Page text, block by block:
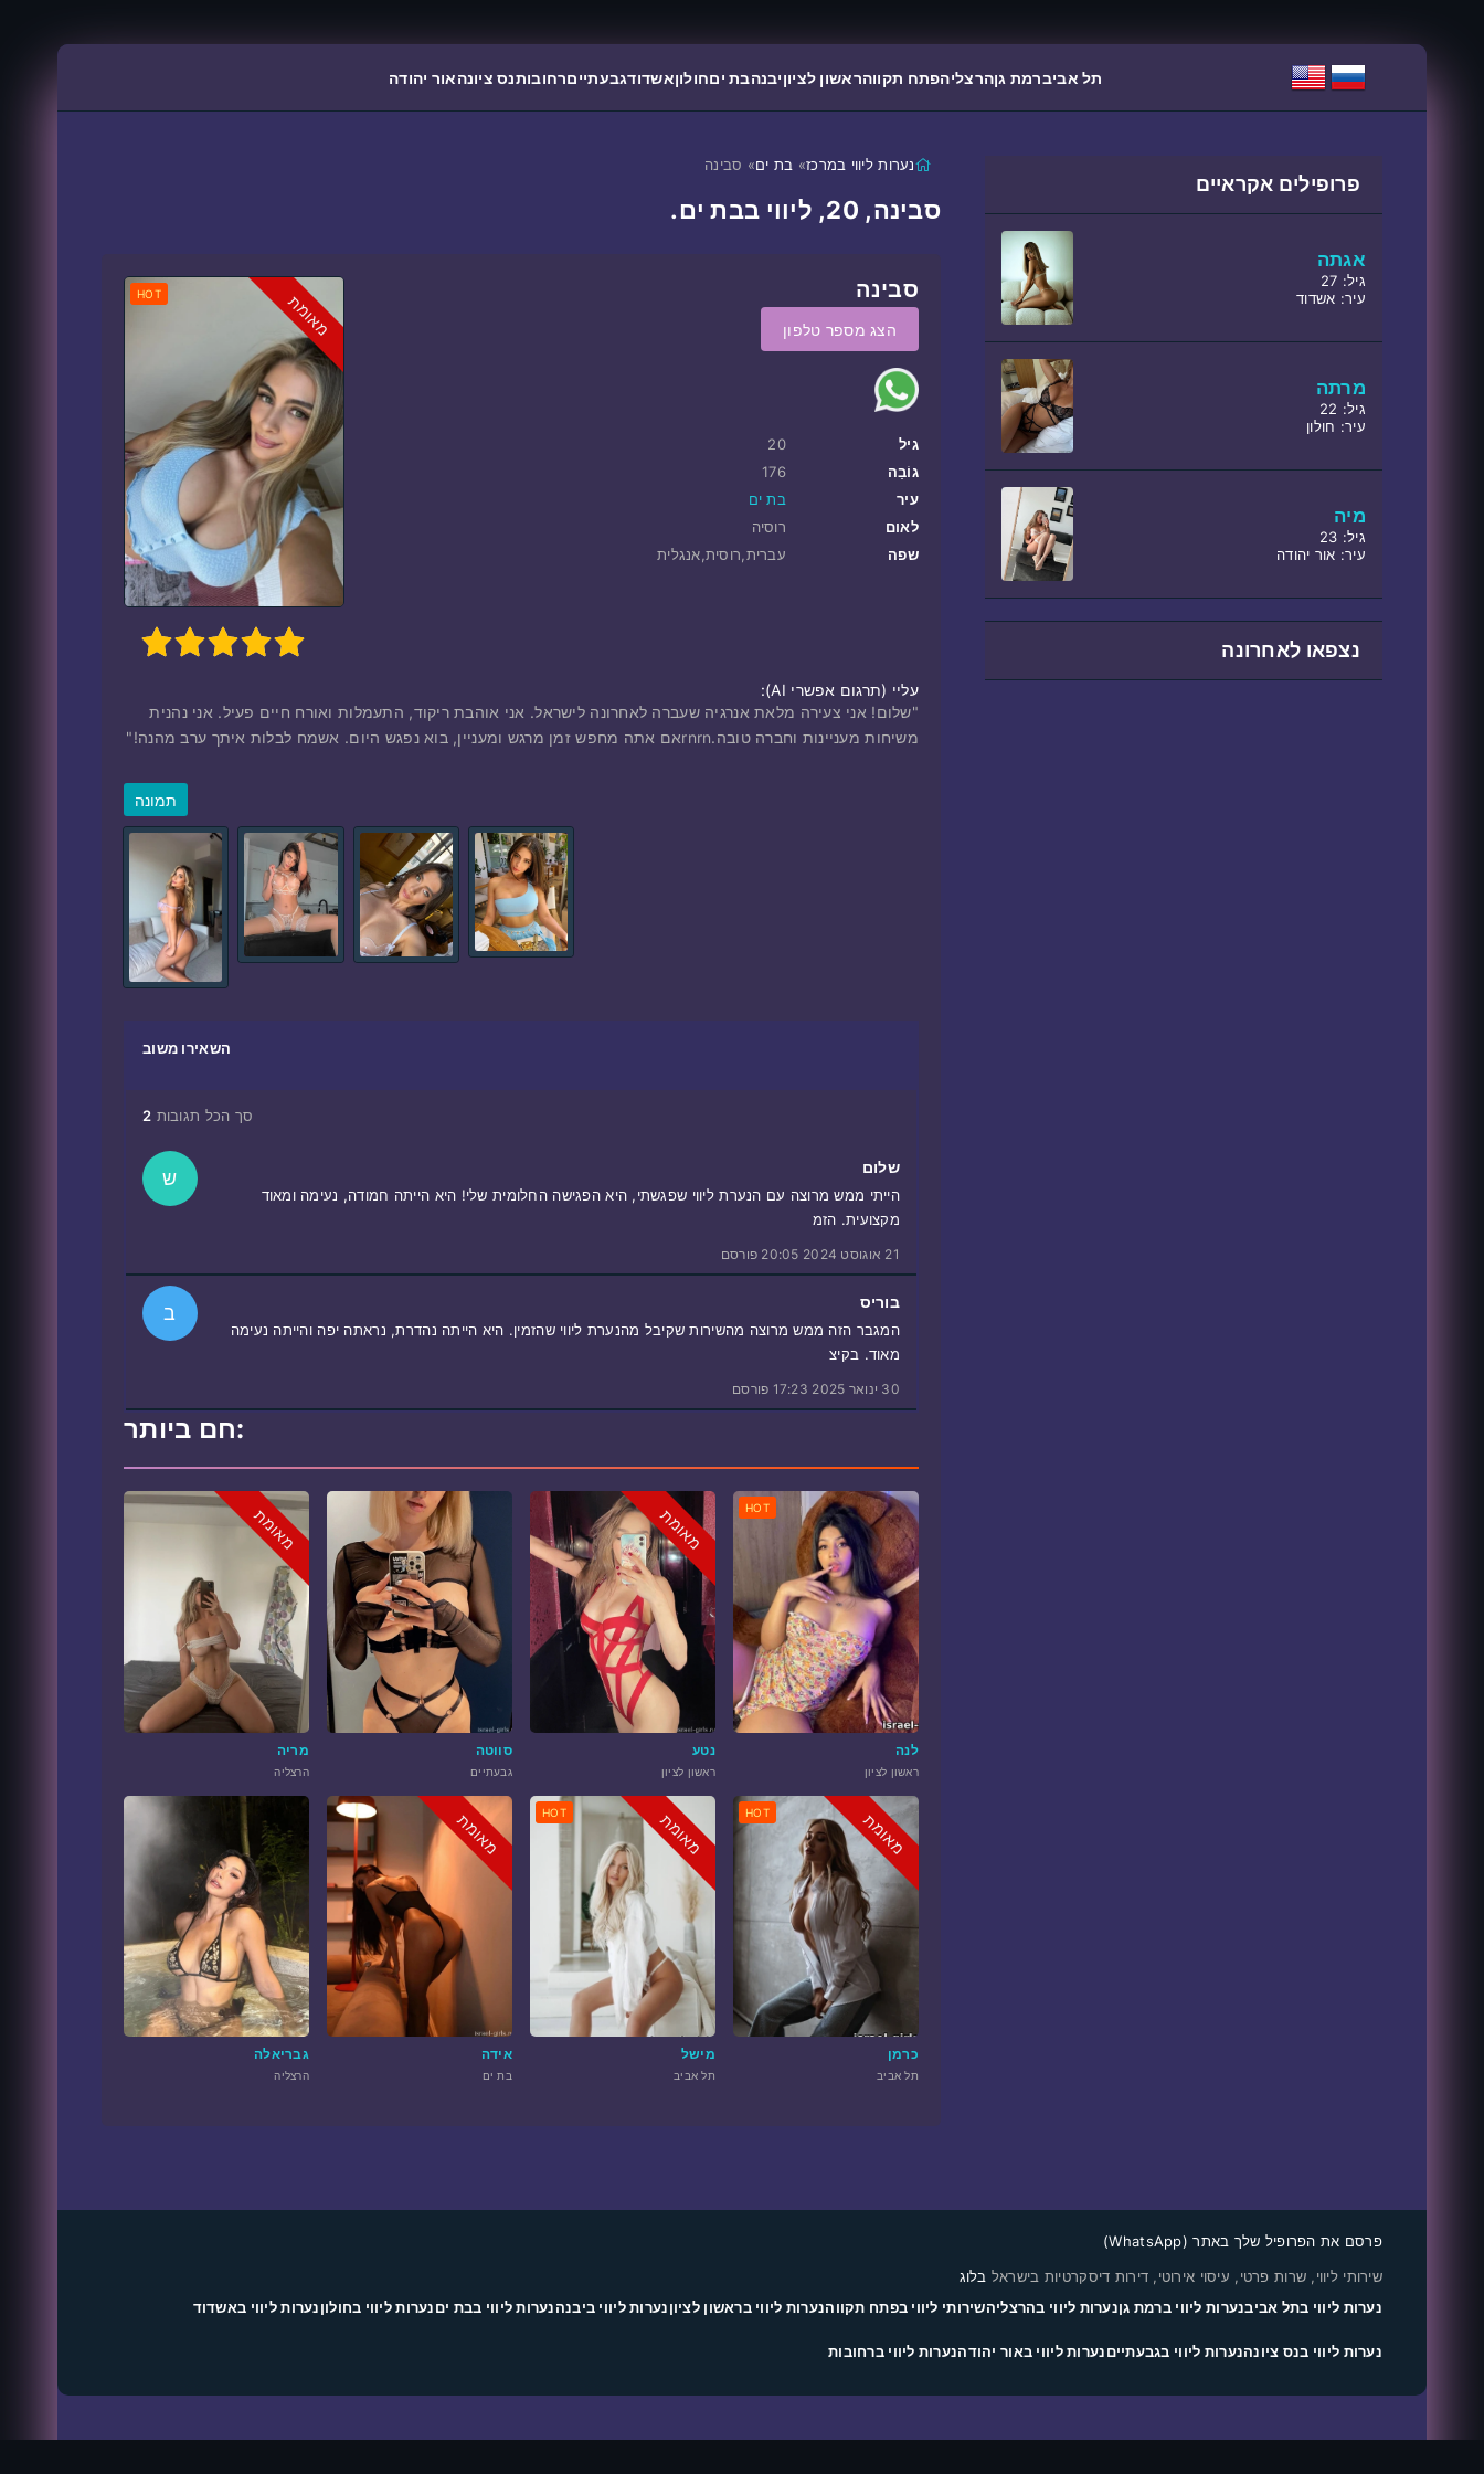
אור יהודהנס ציונהרחובותגבעתייםאשדודחולוןבת יםיבנהראשון לציוןפתח תקווההרצליהרמת גןתל אביב
נערות ליווי במרכז» בת ים» סבינה
סבינה, 20, ליווי בבת ים.
סבינה
הצג מספר טלפון
HOT מאומת
5
גיל
20
גוֹבַה
176
עיר
בת ים
לאום
רוסיה
שפה
עברית,רוסית,אנגלית
עליי ‎(תרגום אפשרי AI):
"שלום! אני צעירה מלאת אנרגיה שעברה לאחרונה לישראל. אני אוהבת ריקוד, התעמלות ואורח חיים פעיל. אני נהנית
משיחות מעניינות וחברה טובה.rnrnאם אתה מחפש זמן מרגש ומעניין, בוא נפגש היום. אשמח לבלות איתך ערב מהנה!"
תמונה
השאירו משוב
סך הכל תגובות 2
ש שלום
הייתי ממש מרוצה עם הנערת ליווי שפגשתי, היא הפגישה החלומית שלי! היא הייתה חמודה, נעימה ומאוד
מקצועית. הזמ
21 אוגוסט 2024 20:05 פורסם
ב בוריס
המגבר הזה ממש מרוצה מהשירות שקיבל מהנערת ליווי שהזמין. היא הייתה נהדרת, נראתה יפה והייתה נעימה
מאוד. בקיצ
30 ינואר 2025 17:23 פורסם
חם ביותר:
מריה
הרצליה
מאומת
סווטה
גבעתיים
נטע
ראשון לציון
מאומת
לנה
ראשון לציון
HOT
גבריאלה
הרצליה
אידה
בת ים
מאומת
מישל
תל אביב
HOT מאומת
כרמן
תל אביב
HOT מאומת
פרופילים אקראיים
אגתה
גיל: 27
עיר: אשדוד
מרתה
גיל: 22
עיר: חולון
מיה
גיל: 23
עיר: אור יהודה
נצפאו לאחרונה
פרסם את הפרופיל שלך באתר (WhatsApp)
שירותי ליווי, שרות פרטי, עיסוי אירוטי, דירות דיסקרטיות בישראל בלוג
נערות ליווי בתל אביבנערות ליווי ברמת גןנערות ליווי בהרצליהשירותי ליווי בפתח תקווהנערות ליווי בראשון לציוןנערות ליווי ביבנהנערות ליווי בבת יםנערות ליווי בחולוןנערות ליווי באשדוד
נערות ליווי בנס ציונהנערות ליווי בגבעתייםנערות ליווי באור יהודהנערות ליווי ברחובות